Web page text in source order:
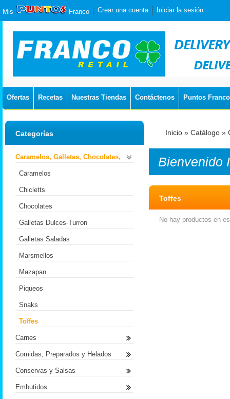
Mis Franco Crear una cuenta Iniciar la sesión
Ofertas Recetas Nuestras Tiendas Contáctenos Puntos Franco
Inicio » Catálogo »
Bienvenido
Toffes
No hay productos en
Categorías
Caramelos, Galletas, Chocolates,
Caramelos
Chicletts
Chocolates
Galletas Dulces-Turron
Galletas Saladas
Marsmellos
Mazapan
Piqueos
Snaks
Toffes
Carnes
Comidas, Preparados y Helados
Conservas y Salsas
Embutidos